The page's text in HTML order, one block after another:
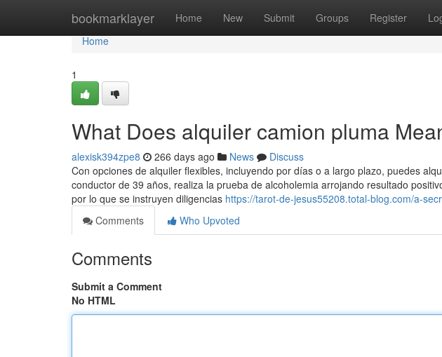
bookmarklayer Home New Submit Groups Register
Home
Home
1
What Does alquiler camion pluma
alexisk394zpe8 266 days ago News
Discuss
Con opciones de alquiler flexibles, incluyendo por días o a largo plazo, puedes
conductor de 39 años, realiza la prueba de alcoholemia arrojando resultado
por lo que se instruyen diligencias https://tarot-de-jesus55208.total-blog.com/a-
Comments
Who Upvoted
Comments
Submit a Comment
No HTML